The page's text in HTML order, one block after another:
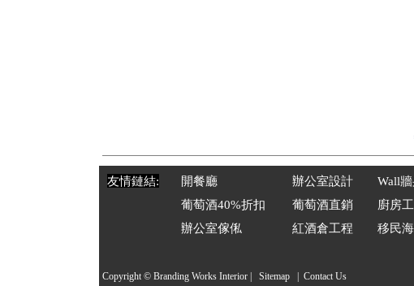
友情鏈結: 開餐廳 辦公室設計 Wall
葡萄酒40%折扣
葡萄酒直銷 廚房
辦公室傢俬
紅酒倉工程 移民
Copyright © Branding Works Interior Sitemap Contact Us